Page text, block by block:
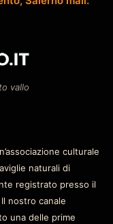
vallo
culturale
naturali di
registrato presso il
nostro canale
una delle prime